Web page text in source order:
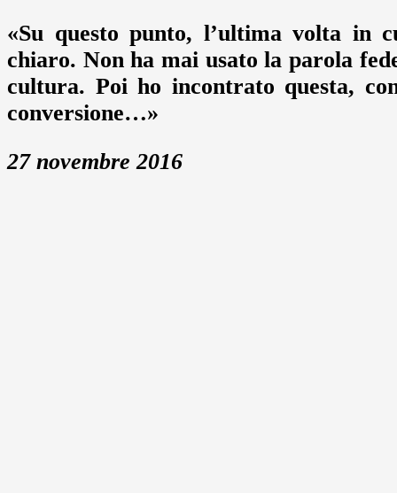
«Su questo punto, l’ultima volta in
chiaro. Non ha mai usato la parola
cultura. Poi ho incontrato questa,
conversione…»
27 novembre 2016